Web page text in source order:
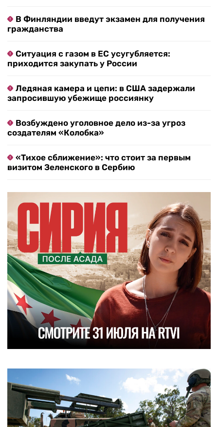
В Финляндии введут экзамен для получения
гражданства
Ситуация с газом в ЕС усугубляется:
приходится закупать у России
Ледяная камера и цепи: в США задержали
запросившую убежище россиянку
Возбуждено уголовное дело из-за угроз
создателям «Колобка»
«Тихое сближение»: что стоит за первым
визитом Зеленского в Сербию